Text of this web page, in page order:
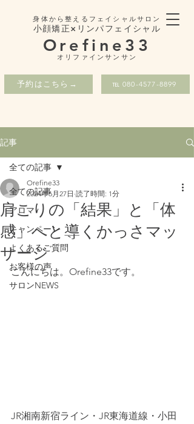
身体から整えるフェイシャルサロン
小顔矯正×リンパフェイシャル
Orefine33
​オリファインサンサン
予約はこちら→ ℡ 080-4577-8899
記事
全ての記事
アロマ
キャンペーン
よくあるご質問
お客様の声
サロンNEWS
全ての記事
肩こりの「結果」と「体
感」へと導くかっさマッ
サージ
Orefine33
2024年6月27日 読了時間: 1分
こんにちは。Orefine33です。
JR湘南新宿ライン・JR東海道線・小田